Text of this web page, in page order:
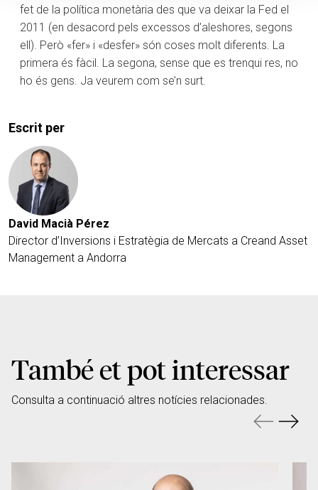
fet de la política monetària des que va deixar la Fed el
2011 (en desacord pels excessos d’aleshores, segons
ell). Però «fer» i «desfer» són coses molt diferents. La
primera és fàcil. La segona, sense que es trenqui res, no
ho és gens. Ja veurem com se’n surt.
Escrit per
David Macià Pérez
Director d’Inversions i Estratègia de Mercats a Creand Asset
Management a Andorra
També et pot interessar
Consulta a continuació altres notícies relacionades.